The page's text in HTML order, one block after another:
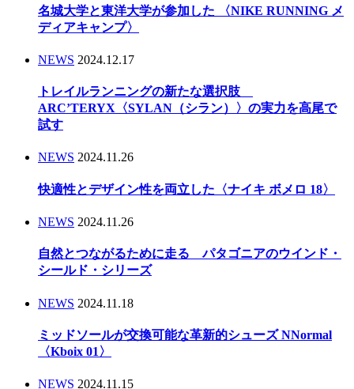
名城大学と東洋大学が参加した 〈NIKE RUNNING メ
ディアキャンプ〉
NEWS 2024.12.17
トレイルランニングの新たな選択肢
ARC’TERYX〈SYLAN（シラン）〉の実力を高尾で
試す
NEWS 2024.11.26
快適性とデザイン性を両立した〈ナイキ ボメロ 18〉
NEWS 2024.11.26
自然とつながるために走る パタゴニアのウインド・
シールド・シリーズ
NEWS 2024.11.18
ミッドソールが交換可能な革新的シューズ NNormal
〈Kboix 01〉
NEWS 2024.11.15